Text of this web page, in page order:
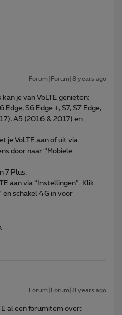
Forum|Forum|8 years ago
je van VoLTE genieten:
Edge, S6 Edge +, S7, S7 Edge,
A5 (2016 & 2017) en
je VoLTE aan of uit via
door naar “Mobiele
7 Plus.
aan via “Instellingen”. Klik
en schakel 4G in voor
Forum|Forum|8 years ago
al een forumitem over: